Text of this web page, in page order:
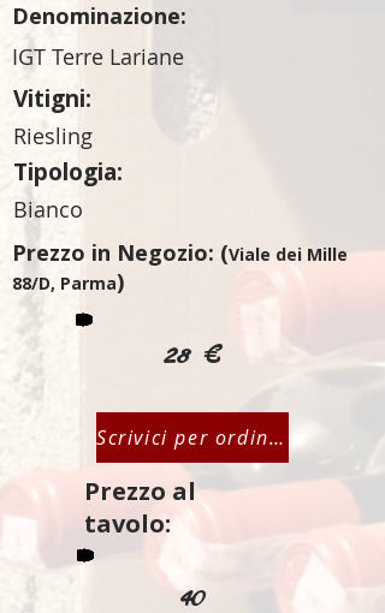
Denominazione:
IGT Terre Lariane
Vitigni:
Riesling
Tipologia:
Bianco
Prezzo in Negozio: (Viale dei Mille
88/D, Parma)
28 €
Scrivici per ordinare
Prezzo al
tavolo:
40